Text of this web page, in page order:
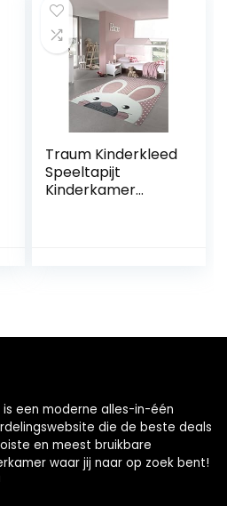
Kinderen Spelen
Tapijt Ronde
Kruipen Tapijt
Traum Kinderkleed
Speeltapijt
Kinderkamer
een moderne alles-in-één
die de beste deals
en meest bruikbare
waar jij naar op zoek bent!